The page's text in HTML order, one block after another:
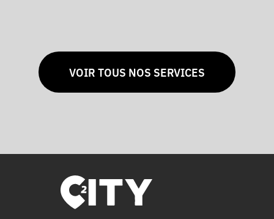
VOIR TOUS NOS SERVICES